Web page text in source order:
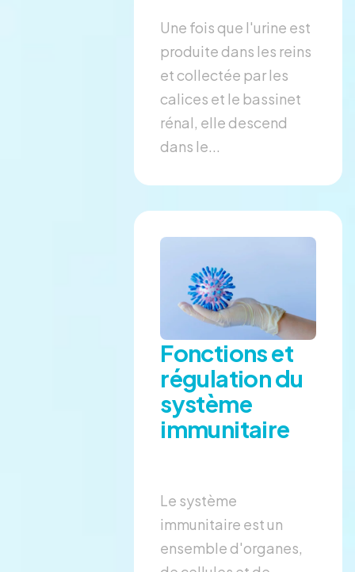
Une fois que l'urine est
produite dans les reins
et collectée par les
calices et le bassinet
rénal, elle descend
dans le...
Fonctions et
régulation du
système
immunitaire
Le système
immunitaire est un
ensemble d'organes,